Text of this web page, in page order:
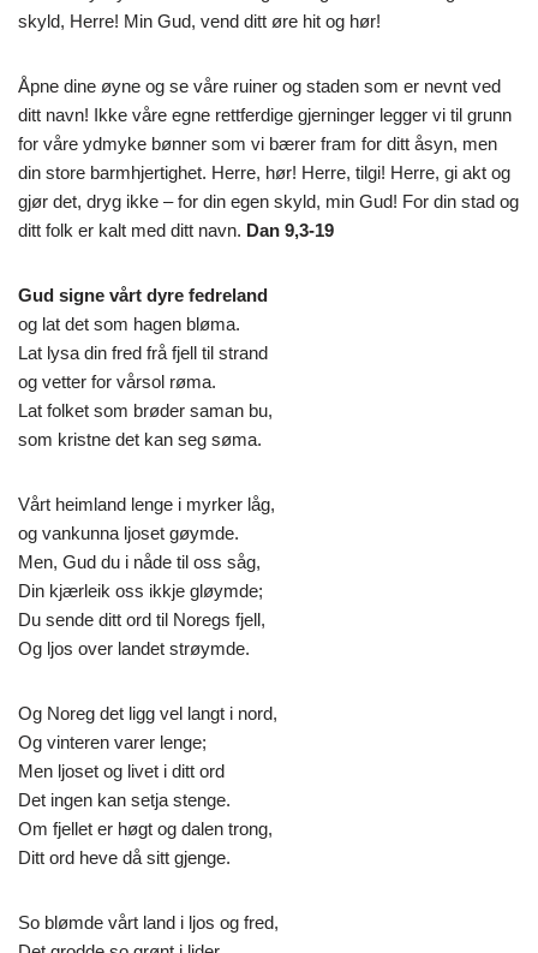
skyld, Herre! Min Gud, vend ditt øre hit og hør!
Åpne dine øyne og se våre ruiner og staden som er nevnt ved
ditt navn! Ikke våre egne rettferdige gjerninger legger vi til grunn
for våre ydmyke bønner som vi bærer fram for ditt åsyn, men
din store barmhjertighet. Herre, hør! Herre, tilgi! Herre, gi akt og
gjør det, dryg ikke – for din egen skyld, min Gud! For din stad og
ditt folk er kalt med ditt navn. Dan 9,3-19
Gud signe vårt dyre fedreland
og lat det som hagen bløma.
Lat lysa din fred frå fjell til strand
og vetter for vårsol røma.
Lat folket som brøder saman bu,
som kristne det kan seg søma.
Vårt heimland lenge i myrker låg,
og vankunna ljoset gøymde.
Men, Gud du i nåde til oss såg,
Din kjærleik oss ikkje gløymde;
Du sende ditt ord til Noregs fjell,
Og ljos over landet strøymde.
Og Noreg det ligg vel langt i nord,
Og vinteren varer lenge;
Men ljoset og livet i ditt ord
Det ingen kan setja stenge.
Om fjellet er høgt og dalen trong,
Ditt ord heve då sitt gjenge.
So blømde vårt land i ljos og fred,